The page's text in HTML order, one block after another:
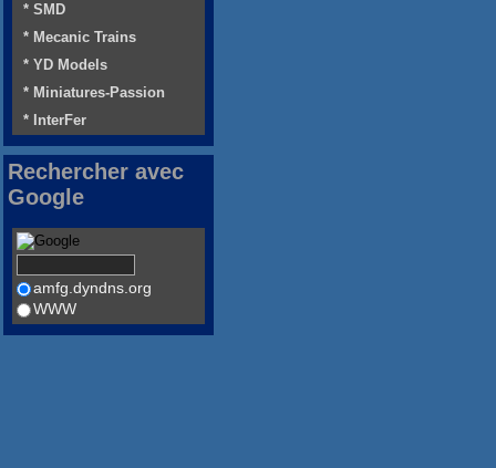
* SMD
* Mecanic Trains
* YD Models
* Miniatures-Passion
* InterFer
Rechercher avec
Google
amfg.dyndns.org
WWW